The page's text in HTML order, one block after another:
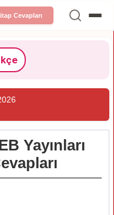
Cevapları
Yayınları